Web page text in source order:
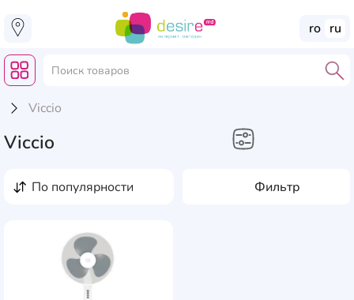
ro ru
Viccio
Viccio
Фильтр
по популярности